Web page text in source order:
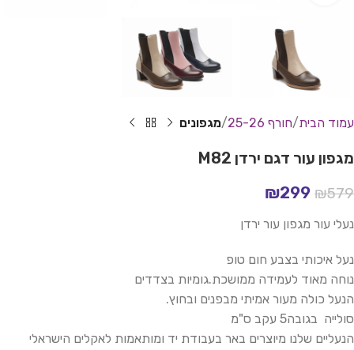
עמוד הבית חורף 25-26 מגפונים
מגפון עור דגם ירדן M82
₪579
₪299
נעלי עור מגפון עור ירדן
נעל איכותי בצבע חום טופ
נוחה מאוד לעמידה ממושכת.גומיות בצדדים
הנעל כולה מעור אמיתי מבפנים ובחוץ.
סולייה בגובה5 עקב ס"מ
הנעליים שלנו מיוצרים באר בעבודת יד ומותאמות לאקלים הישראלי